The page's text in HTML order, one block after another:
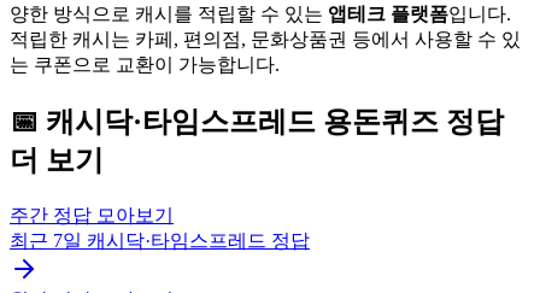
양한 방식으로 캐시를 적립할 수 있는 앱테크 플랫폼입니다.
적립한 캐시는 카페, 편의점, 문화상품권 등에서 사용할 수 있
는 쿠폰으로 교환이 가능합니다.
📅 캐시닥·타임스프레드 용돈퀴즈 정답
더 보기
주간 정답 모아보기
최근 7일 캐시닥·타임스프레드 정답